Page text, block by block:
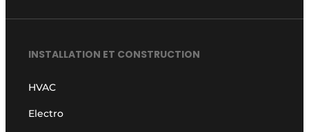
INSTALLATION ET CONSTRUCTION
HVAC
Electro